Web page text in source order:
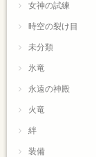
女神の試練
時空の裂け目
未分類
氷竜
永遠の神殿
火竜
絆
装備